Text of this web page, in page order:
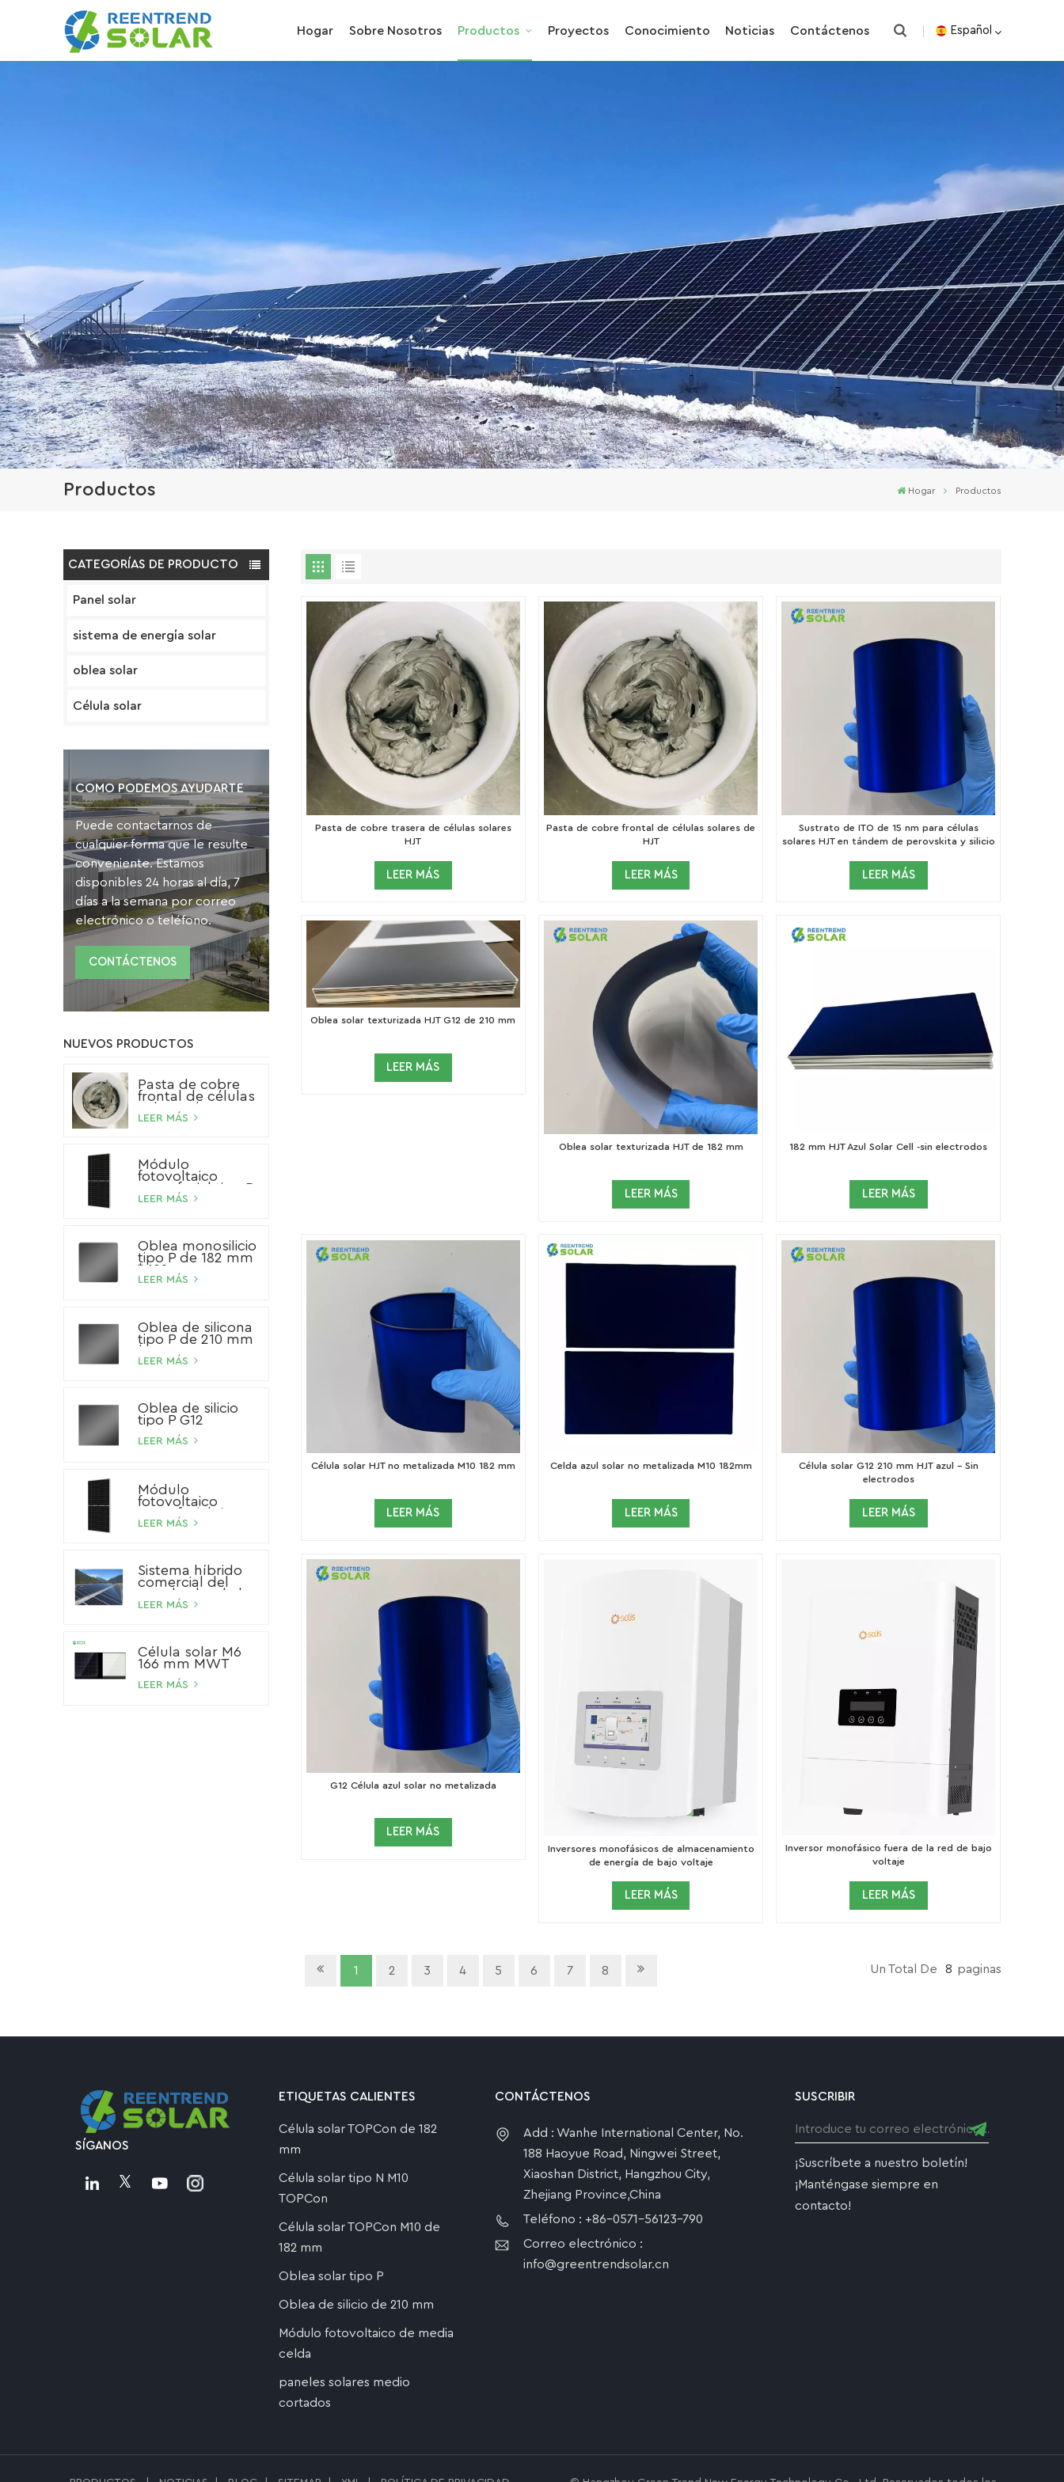
Hogar Sobre Nosotros Productos Proyectos Conocimiento Noticias Contáctenos Español
Productos Hogar Productos
CATEGORÍAS DE PRODUCTO
Panel solar
sistema de energía solar
oblea solar
Célula solar
COMO PODEMOS AYUDARTE
Puede contactarnos de
cualquier forma que le resulte
conveniente. Estamos
disponibles 24 horas al día, 7
días a la semana por correo
electrónico o teléfono.
CONTÁCTENOS
NUEVOS PRODUCTOS
Pasta de cobre
frontal de células
solares de HJT
LEER MÁS
Módulo
fotovoltaico
monofacial tipo P
de 540 W
LEER MÁS
Oblea monosilicio
tipo P de 182 mm
* 182 mm
LEER MÁS
Oblea de silicona
tipo P de 210 mm
* 210 mm
LEER MÁS
Oblea de silicio
tipo P G12
LEER MÁS
Módulo
fotovoltaico
monofacial tipo P
de 545 W
LEER MÁS
Sistema híbrido
comercial del
panel solar de la
batería de ión de
100kW 200kW
500kW
LEER MÁS
Célula solar M6
166 mm MWT
LEER MÁS
Pasta de cobre trasera de células solares
HJT
LEER MÁS
Pasta de cobre frontal de células solares de
HJT
LEER MÁS
Sustrato de ITO de 15 nm para células
solares HJT en tándem de perovskita y silicio
LEER MÁS
Oblea solar texturizada HJT G12 de 210 mm
LEER MÁS
Oblea solar texturizada HJT de 182 mm
LEER MÁS
182 mm HJT Azul Solar Cell -sin electrodos
LEER MÁS
Célula solar HJT no metalizada M10 182 mm
LEER MÁS
Celda azul solar no metalizada M10 182mm
LEER MÁS
Célula solar G12 210 mm HJT azul - Sin
electrodos
LEER MÁS
G12 Célula azul solar no metalizada
LEER MÁS
Inversores monofásicos de almacenamiento
de energía de bajo voltaje
LEER MÁS
Inversor monofásico fuera de la red de bajo
voltaje
LEER MÁS
1 2 3 4 5 6 7 8 Un Total De 8 Paginas
SÍGANOS
ETIQUETAS CALIENTES
Célula solar TOPCon de 182
mm
Célula solar tipo N M10
TOPCon
Célula solar TOPCon M10 de
182 mm
Oblea solar tipo P
Oblea de silicio de 210 mm
Módulo fotovoltaico de media
celda
paneles solares medio
cortados
CONTÁCTENOS
Add : Wanhe International Center, No.
188 Haoyue Road, Ningwei Street,
Xiaoshan District, Hangzhou City,
Zhejiang Province,China
Teléfono : +86-0571-56123-790
Correo electrónico :
info@greentrendsolar.cn
SUSCRIBIR
¡Suscríbete a nuestro boletín!
¡Manténgase siempre en
contacto!